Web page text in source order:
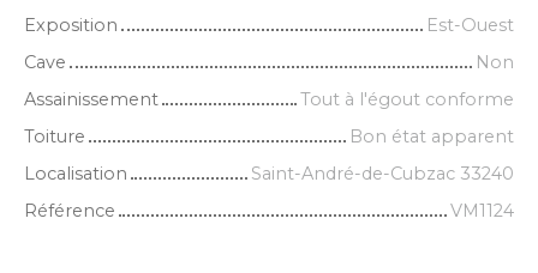
Exposition
Est-Ouest
Cave
Non
Assainissement
Tout à l'égout conforme
Toiture
Bon état apparent
Localisation
Saint-André-de-Cubzac 33240
Référence
VM1124